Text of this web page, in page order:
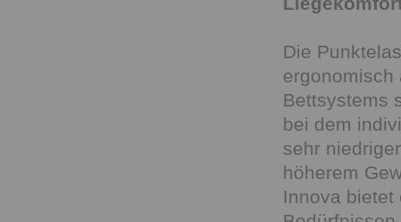
Die
ergonomisch
Bettsystems
bei dem
sehr
höherem
Innova bietet